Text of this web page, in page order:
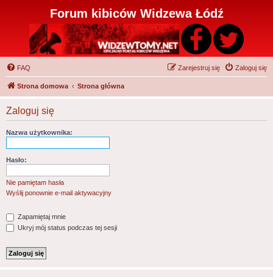
Forum kibiców Widzewa Łódź
FAQ Zaloguj się
Zarejestruj się
Strona domowa Strona główna
Zaloguj się
Nazwa użytkownika:
Hasło:
Nie pamiętam hasła
Wyślij ponownie e-mail aktywacyjny
Zapamiętaj mnie
Ukryj mój status podczas tej sesji